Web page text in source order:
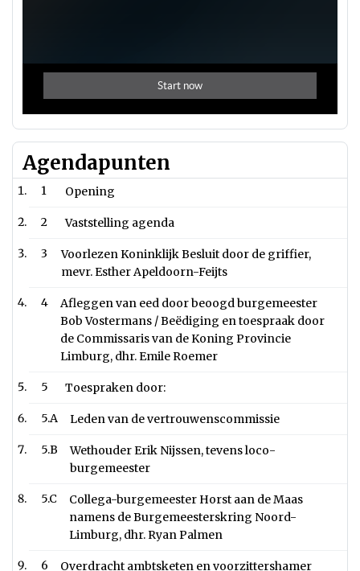
Agendapunten
1 Opening
2 Vaststelling agenda
3
Voorlezen Koninklijk Besluit door de griffier,
mevr. Esther Apeldoorn-Feijts
4
Afleggen van eed door beoogd burgemeester
Bob Vostermans / Beëdiging en toespraak door
de Commissaris van de Koning Provincie
Limburg, dhr. Emile Roemer
5 Toespraken door:
5.A Leden van de vertrouwenscommissie
5.B
Wethouder Erik Nijssen, tevens loco-
burgemeester
5.C
Collega-burgemeester Horst aan de Maas
namens de Burgemeesterskring Noord-
Limburg, dhr. Ryan Palmen
6 Overdracht ambtsketen en voorzittershamer